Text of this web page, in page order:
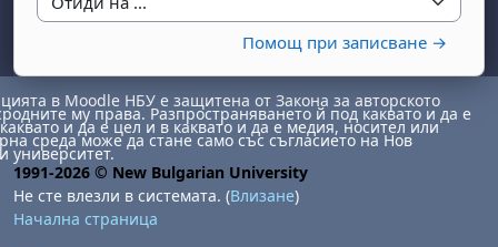
Отиди на ...
Помощ при записване →
август
август
29 август
неделя, 30 август
в Moodle НБУ е защитена от Закона за авторското
му права. Разпространяването й под каквато и да е
и да е цел и в каквато и да е медия, носител или
среда може да стане само със съгласието на Нов
университет.
1991-2026 © New Bulgarian University
Не сте влезли в системата. (Влизане)
Начална страница